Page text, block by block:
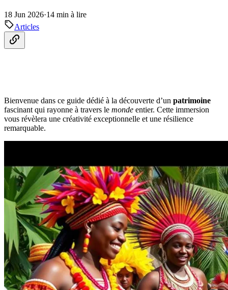
18 Jun 2026·14 min à lire
Articles
Bienvenue dans ce guide dédié à la découverte d’un patrimoine
fascinant qui rayonne à travers le monde entier. Cette immersion
vous révèlera une créativité exceptionnelle et une résilience
remarquable.